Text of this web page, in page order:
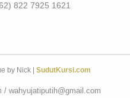
822 7925 1621
by Nick | SudutKursi.com
/ wahyujatiputih@gmail.com